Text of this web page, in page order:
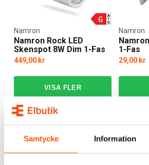
Samtycke Information
Namron Rock LED
Skenspot 8W Dim 1-Fas
Namron
449,00 kr
3 av 3 varianter I webblager
1-Fas
Namron
29,00 kr
3 av 3